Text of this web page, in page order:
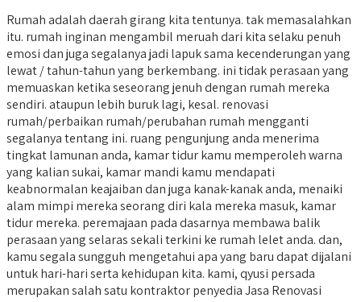
Rumah adalah daerah girang kita tentunya. tak memasalahkan
itu. rumah inginan mengambil meruah dari kita selaku penuh
emosi dan juga segalanya jadi lapuk sama kecenderungan yang
lewat / tahun-tahun yang berkembang. ini tidak perasaan yang
memuaskan ketika seseorang jenuh dengan rumah mereka
sendiri. ataupun lebih buruk lagi, kesal. renovasi
rumah/perbaikan rumah/perubahan rumah mengganti
segalanya tentang ini. ruang pengunjung anda menerima
tingkat lamunan anda, kamar tidur kamu memperoleh warna
yang kalian sukai, kamar mandi kamu mendapati
keabnormalan keajaiban dan juga kanak-kanak anda, menaiki
alam mimpi mereka seorang diri kala mereka masuk, kamar
tidur mereka. peremajaan pada dasarnya membawa balik
perasaan yang selaras sekali terkini ke rumah lelet anda. dan,
kamu segala sungguh mengetahui apa yang baru dapat dijalani
untuk hari-hari serta kehidupan kita. kami, qyusi persada
merupakan salah satu kontraktor penyedia Jasa Renovasi